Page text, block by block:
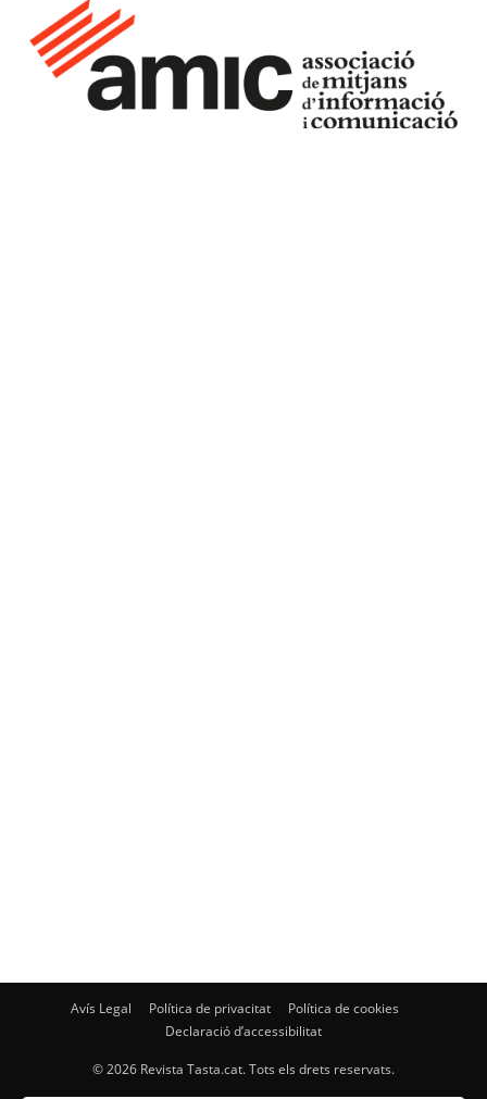
Avís Legal Política de privacitat
Política de cookies
Declaració d’accessibilitat
© 2026 Revista Tasta.cat. Tots els drets reservats.